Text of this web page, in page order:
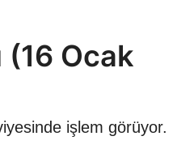
(16 Ocak
işlem görüyor.